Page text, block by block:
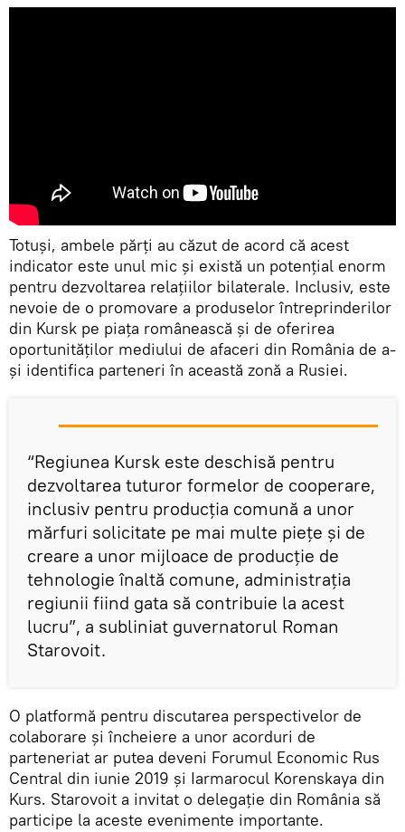
Totuși, ambele părți au căzut de acord că acest
indicator este unul mic și există un potențial enorm
pentru dezvoltarea relațiilor bilaterale. Inclusiv, este
nevoie de o promovare a produselor întreprinderilor
din Kursk pe piața românească și de oferirea
oportunităților mediului de afaceri din România de a-
și identifica parteneri în această zonă a Rusiei.
“Regiunea Kursk este deschisă pentru
dezvoltarea tuturor formelor de cooperare,
inclusiv pentru producția comună a unor
mărfuri solicitate pe mai multe piețe și de
creare a unor mijloace de producție de
tehnologie înaltă comune, administrația
regiunii fiind gata să contribuie la acest
lucru”, a subliniat guvernatorul Roman
Starovoit.
O platformă pentru discutarea perspectivelor de
colaborare și încheiere a unor acorduri de
parteneriat ar putea deveni Forumul Economic Rus
Central din iunie 2019 și Iarmarocul Korenskaya din
Kurs. Starovoit a invitat o delegație din România să
participe la aceste evenimente importante.